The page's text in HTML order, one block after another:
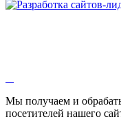
Мыльнянка
Мы получаем и
посетителей нашего